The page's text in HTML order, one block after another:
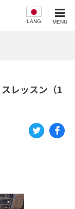
MENU
LANG
レッスン（1